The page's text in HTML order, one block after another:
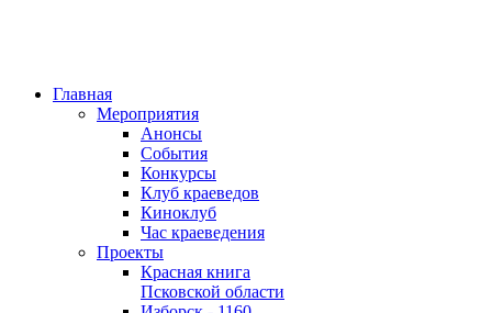
Главная
Мероприятия
Анонсы
События
Конкурсы
Клуб краеведов
Киноклуб
Час краеведения
Проекты
Красная книга
Псковской области